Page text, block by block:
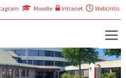
Moodle Intranet WebUntis